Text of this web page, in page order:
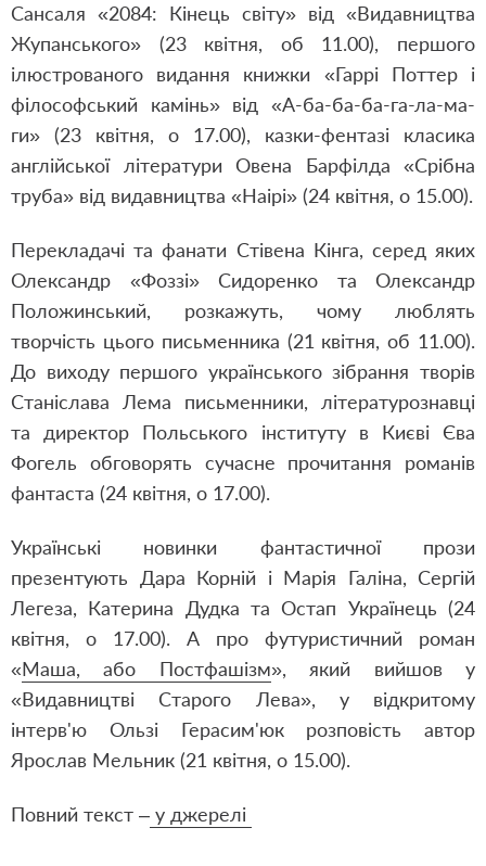
Сансаля «2084: Кінець світу» від «Видавництва
Жупанського» (23 квітня, об 11.00), першого
ілюстрованого видання книжки «Гаррі Поттер і
філософський камінь» від «А-ба-ба-ба-га-ла-ма-
ги» (23 квітня, о 17.00), казки-фентазі класика
англійської літератури Овена Барфілда «Срібна
труба» від видавництва «Наірі» (24 квітня, о 15.00).
Перекладачі та фанати Стівена Кінга, серед яких
Олександр «Фоззі» Сидоренко та Олександр
Положинський, розкажуть, чому люблять
творчість цього письменника (21 квітня, об 11.00).
До виходу першого українського зібрання творів
Станіслава Лема письменники, літературознавці
та директор Польського інституту в Києві Єва
Фогель обговорять сучасне прочитання романів
фантаста (24 квітня, о 17.00).
Українські новинки фантастичної прози
презентують Дара Корній і Марія Галіна, Сергій
Легеза, Катерина Дудка та Остап Українець (24
квітня, о 17.00). А про футуристичний роман
«Маша, або Постфашізм», який вийшов у
«Видавництві Старого Лева», у відкритому
інтерв'ю Ользі Герасим'юк розповість автор
Ярослав Мельник (21 квітня, о 15.00).
Повний текст – у джерелі